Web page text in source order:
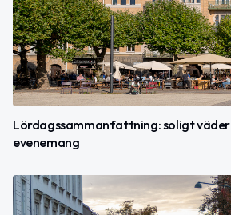
Lördagssammanfattning: soligt
evenemang